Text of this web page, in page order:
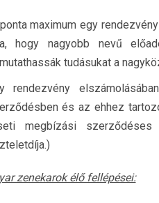
maximum egy
hogy nagyobb nevű
tudásukat a
rendezvény
és az ehhez
megbízási
zenekarok élő fellépései: